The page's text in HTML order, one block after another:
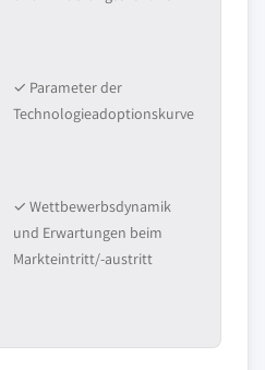
✓ Parameter der
Technologieadoptionskurve
✓ Wettbewerbsdynamik
und Erwartungen beim
Markteintritt/-austritt